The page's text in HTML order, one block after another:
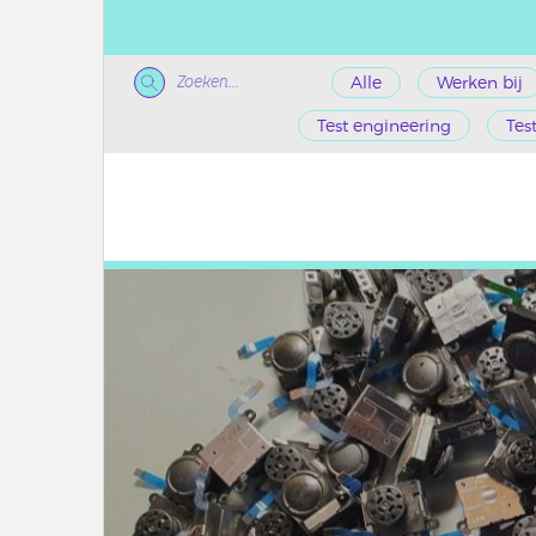
Zoeken... Alle Werken bij
Test engineering